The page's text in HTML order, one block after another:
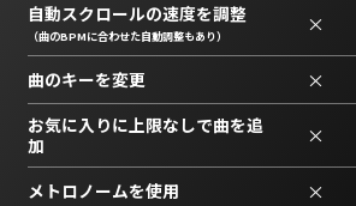
自動スクロールの速度を調整
（曲のBPMに合わせた自動調整もあり） ×
曲のキーを変更 ×
お気に入りに上限なしで曲を追
加
×
メトロノームを使用 ×